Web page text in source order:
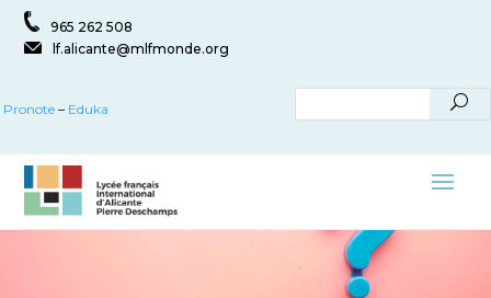
965 262 508
lf.alicante@mlfmonde.org
Pronote – Eduka